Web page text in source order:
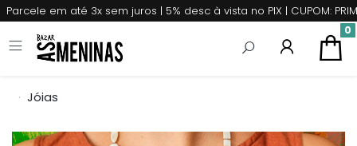
Parcele em até 3x sem juros | 5% desc à vista no PIX | CUPOM:
0
Jóias